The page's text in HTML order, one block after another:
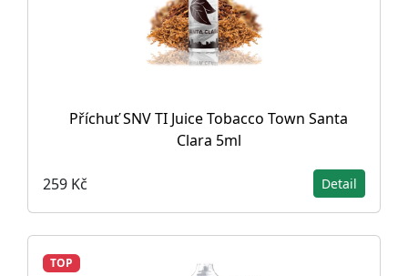
Příchuť SNV TI Juice Tobacco Town Santa
Clara 5ml
259 Kč Detail
TOP